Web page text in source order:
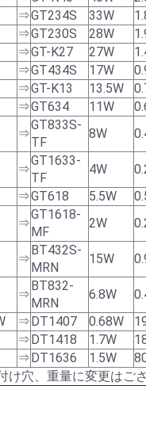
⇒GT234S 33W
⇒GT230S 28W
⇒GT-K27 27W
⇒GT434S 17W
⇒GT-K13 13.5W
⇒GT634 11W
⇒
GT833S-
TF
8W
⇒
GT1633-
TF
4W
⇒GT618 5.5W
⇒
GT1618-
MF
2W
⇒
BT432S-
MRN
15W
⇒
BT832-
MRN
6.8W
⇒DT1407 0.68W
⇒DT1418 1.7W
⇒DT1636 1.5W
け穴、重量に変更はござ